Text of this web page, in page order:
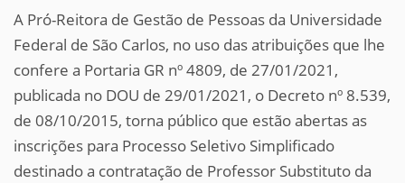
A Pró-Reitora de Gestão de Pessoas da Universidade
Federal de São Carlos, no uso das atribuições que lhe
confere a Portaria GR nº 4809, de 27/01/2021,
publicada no DOU de 29/01/2021, o Decreto nº 8.539,
de 08/10/2015, torna público que estão abertas as
inscrições para Processo Seletivo Simplificado
destinado a contratação de Professor Substituto da